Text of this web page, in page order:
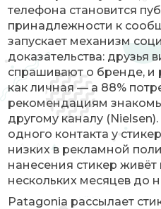
телефона становится
принадлежности к
запускает механизм
доказательства: друзья
спрашивают о бренде, и
как личная — а 88%
рекомендациям
другому каналу
одного контакта у
низких в рекламной
нанесения стикер живёт
нескольких месяцев до
Patagonia рассылает